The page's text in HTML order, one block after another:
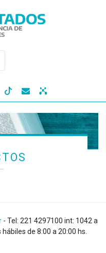
 
- Tel: 221 4297100 int: 1042 a
de 8:00 a 20:00 hs.